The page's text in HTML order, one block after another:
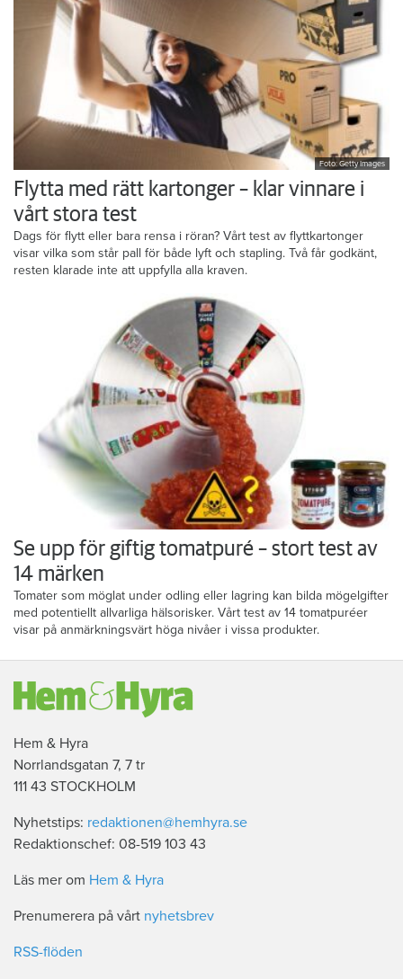
Foto: Getty Images
Flytta med rätt kartonger – klar vinnare i
vårt stora test
Dags för flytt eller bara rensa i röran? Vårt test av flyttkartonger
visar vilka som står pall för både lyft och stapling. Två får godkänt,
resten klarade inte att uppfylla alla kraven.
Se upp för giftig tomatpuré – stort test av
14 märken
Tomater som möglat under odling eller lagring kan bilda mögelgifter
med potentiellt allvarliga hälsorisker. Vårt test av 14 tomatpuréer
visar på anmärkningsvärt höga nivåer i vissa produkter.
Hem & Hyra
Norrlandsgatan 7, 7 tr
111 43 STOCKHOLM
Nyhetstips: redaktionen@hemhyra.se
Redaktionschef: 08-519 103 43
Läs mer om Hem & Hyra
Prenumerera på vårt nyhetsbrev
RSS-flöden